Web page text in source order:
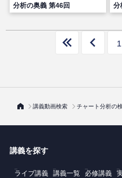
分析の奥義 第46回
分
1
講義動画検索 チャート分析の
講義を探す
ライブ講義 講義一覧 必修講義